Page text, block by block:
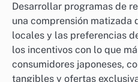
Desarrollar programas de
una comprensión matizada
locales y las preferencias
los incentivos con lo que
consumidores japoneses,
tangibles y ofertas